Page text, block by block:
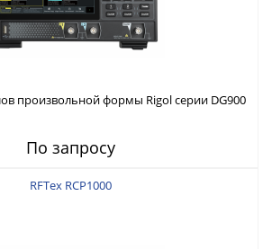
произвольной формы Rigol серии DG900
200 МГц
По запросу
RFTex RCP1000